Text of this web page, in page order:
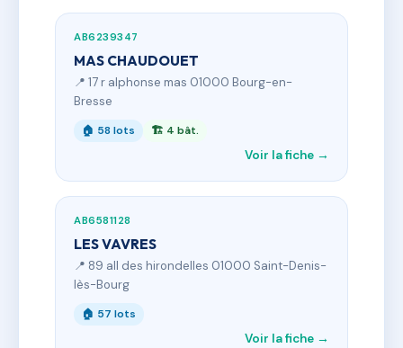
AB6239347
MAS CHAUDOUET
📍 17 r alphonse mas 01000 Bourg-en-
Bresse
🏠 58 lots 🏗 4 bât.
Voir la fiche →
AB6581128
LES VAVRES
📍 89 all des hirondelles 01000 Saint-Denis-
lès-Bourg
🏠 57 lots
Voir la fiche →